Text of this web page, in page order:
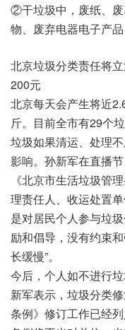
②干垃圾中，废纸、
物、废弃电器电子产品
北京垃圾分类责任将
200元
北京每天会产生将近
斤。目前全市有29个
垃圾如果清运、处理
影响。孙新军在直播
《北京市生活垃圾管
理责任人、收运处置
是对居民个人参与垃
励和倡导，没有约束
长缓慢”。
今后，个人如不进行
新军表示，垃圾分类
条例》修订工作已经